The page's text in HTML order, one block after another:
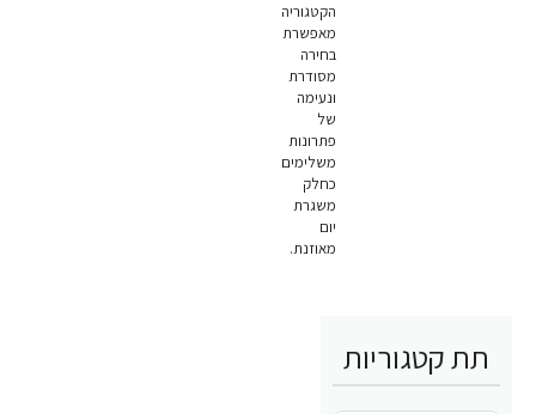
הקטגוריה
מאפשרת
בחירה
מסודרת
ונעימה
של
פתרונות
משלימים
כחלק
משגרת
יום
מאוזנת.
תת קטגוריות